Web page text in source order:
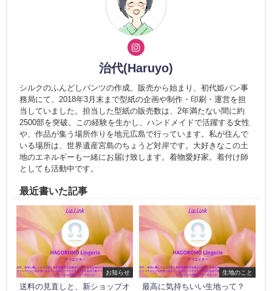
治代(Haruyo)
シルクのふんどしパンツの作成、販売から始まり、初代姫パン事
務局にて、2018年3月末まで型紙の企画や制作・印刷・運営を担
当していました。担当した型紙の販売数は、2年満たない間に約
2500部を突破。この経験を生かし、ハンドメイドで活躍する女性
や、作品が集う場所作りを地元広島で行っています。私が住んで
いる場所は、世界遺産宮島のちょうど対岸です。大好きなこの土
地のエネルギーも一緒にお届け致します。着物愛好家。着付け師
としても活動中です。
最近書いた記事
お知らせ
送料の見直しと、新ショップオ
生地のこと
最高に気持ちいい生地って？